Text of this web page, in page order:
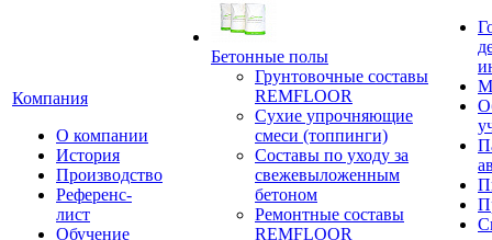
Компания
О компании
История
Производство
Референс-
лист
Обучение
Бетонные полы
Грунтовочные составы
REMFLOOR
Сухие упрочняющие
смеси (топпинги)
Составы по уходу за
свежевыложенным
бетоном
Ремонтные составы
REMFLOOR